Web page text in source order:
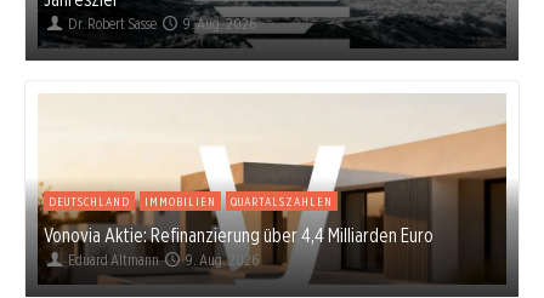
Dr. Robert Sasse 9. Aug. 2026
DEUTSCHLAND IMMOBILIEN QUARTALSZAHLEN
Vonovia Aktie: Refinanzierung über 4,4 Milliarden Euro
Eduard Altmann 9. Aug. 2026